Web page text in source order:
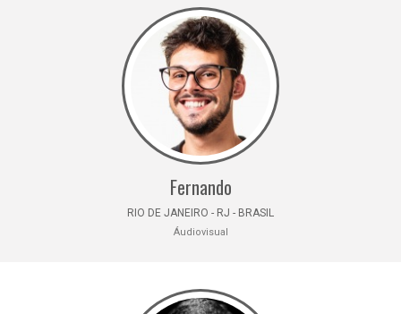
Fernando
RIO DE JANEIRO - RJ - BRASIL
Áudiovisual